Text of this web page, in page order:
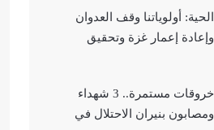
الحية: أولوياتنا وقف العدوان
وإعادة إعمار غزة وتحقيق
خروقات مستمرة.. 3 شهداء
ومصابون بنيران الاحتلال في